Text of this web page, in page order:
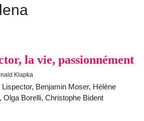
la vie, passionnément
Klapka
Benjamin Moser, Hélène
Borelli, Christophe Bident